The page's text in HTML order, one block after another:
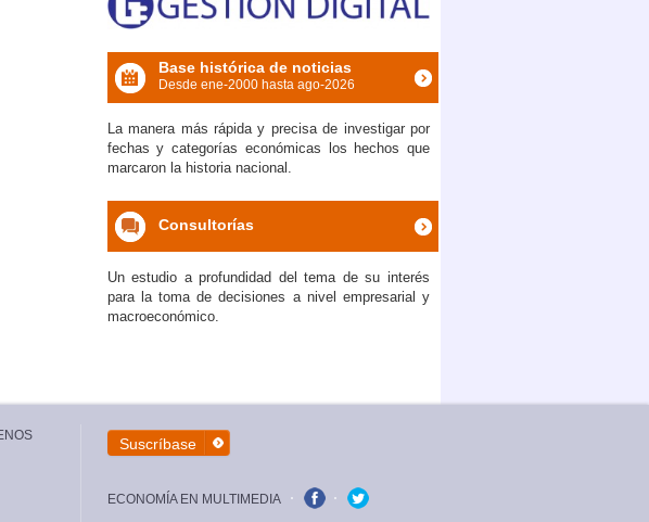
icon
Base histórica de noticias
Desde ene-2000 hasta ago-2026
La manera más rápida y precisa de investigar por
fechas y categorías económicas los hechos que
marcaron la historia nacional.
icon
Consultorías
Un estudio a profundidad del tema de su interés
para la toma de decisiones a nivel empresarial y
macroeconómico.
Suscríbase
ECONOMÍA EN MULTIMEDIA